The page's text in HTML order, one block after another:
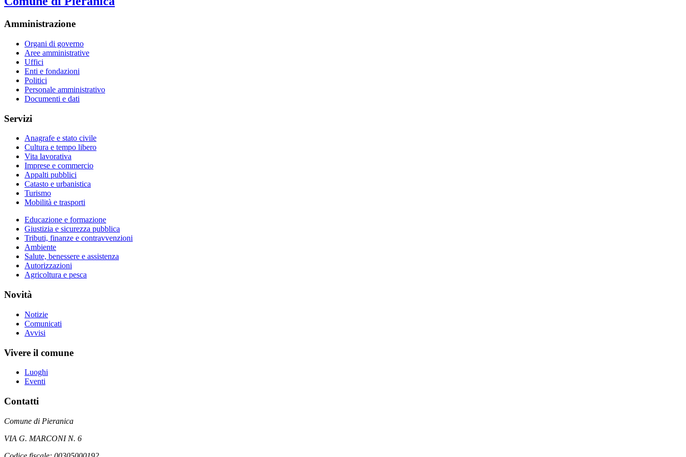
Amministrazione
Organi di governo
Aree amministrative
Uffici
Enti e fondazioni
Politici
Personale amministrativo
Documenti e dati
Servizi
Anagrafe e stato civile
Cultura e tempo libero
Vita lavorativa
Imprese e commercio
Appalti pubblici
Catasto e urbanistica
Turismo
Mobilità e trasporti
Educazione e formazione
Giustizia e sicurezza pubblica
Tributi, finanze e contravvenzioni
Ambiente
Salute, benessere e assistenza
Autorizzazioni
Agricoltura e pesca
Novità
Notizie
Comunicati
Avvisi
Vivere il comune
Luoghi
Eventi
Contatti
Comune di Pieranica
VIA G. MARCONI N. 6